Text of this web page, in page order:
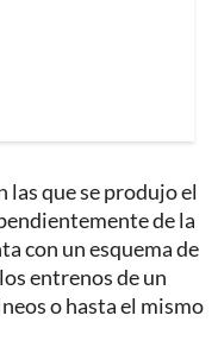
las que se produjo el
de la
con un esquema de
entrenos de un
o hasta el mismo